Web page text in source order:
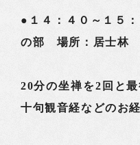
●１４：４０～１５
の部 場所：居士林
20分の坐禅を2回と
十句観音経などのお